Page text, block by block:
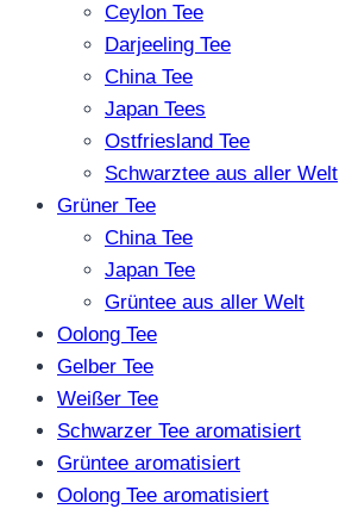
Ceylon Tee
Darjeeling Tee
China Tee
Japan Tees
Ostfriesland Tee
Schwarztee aus aller Welt
Grüner Tee
China Tee
Japan Tee
Grüntee aus aller Welt
Oolong Tee
Gelber Tee
Weißer Tee
Schwarzer Tee aromatisiert
Grüntee aromatisiert
Oolong Tee aromatisiert